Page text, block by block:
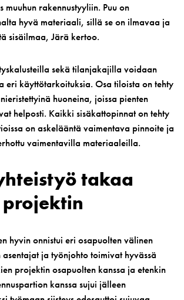
muuhun rakennustyyliin. Puu on
hyvä materiaali, sillä se on ilmavaa ja
sisäilmaa, Järä kertoo.
sekä tilanjakajilla voidaan
eri käyttötarkoituksia. Osa tiloista on tehty
huoneina, joissa pienten
helposti. Kaikki sisäkattopinnat on tehty
on askelääntä vaimentava pinnoite ja
vaimentavilla materiaaleilla.
takaa
hyvin onnistui eri osapuolten välinen
ja työnjohto toimivat hyvässä
projektin osapuolten kanssa ja etenkin
kanssa sujui jälleen